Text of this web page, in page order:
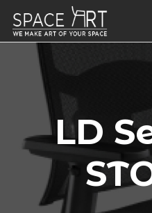
LD